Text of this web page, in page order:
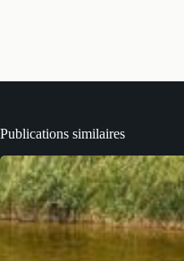
Publications similaires